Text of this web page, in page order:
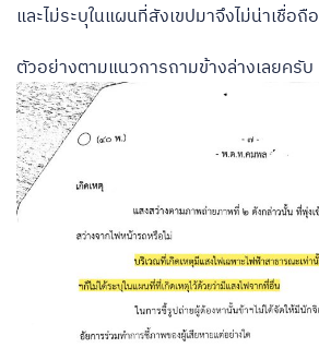
และไม่ระบุในแผนที่สังเขปมาจึงไม่น่าเชื่อถือ
ตัวอย่างตามแนวการถามข้างล่างเลยครับ